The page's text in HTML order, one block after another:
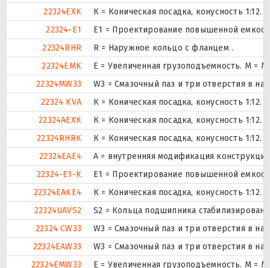
22324EXK
К = Коническая посадка, конусность 1:12.
22324-E1
E1 = Проектирование повышенной
22324RHR
R = Наружное кольцо с фланцем .
22324EMK
E = Увеличенная грузоподъемность. М =
22324MW33
W3 = Смазочный паз и три отверстия в
22324 KVA
К = Коническая посадка, конусность 1:12.
22324AEXK
К = Коническая посадка, конусность 1:12.
22324RHRK
К = Коническая посадка, конусность 1:12.
22324EAE4
A = внутренняя модификация
22324-E1-K
E1 = Проектирование повышенной
22324EAKE4
К = Коническая посадка, конусность 1:12.
22324UAVS2
S2 = Кольца подшипника
22324 CW33
W3 = Смазочный паз и три отверстия в
22324EAW33
W3 = Смазочный паз и три отверстия в
22324EMW33
E = Увеличенная грузоподъемность. М =